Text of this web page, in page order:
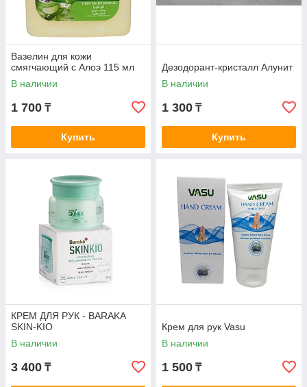
Вазелин для кожи
cмягчающий с Алоэ 115 мл
В наличии
1 700 ₸
Купить
Дезодорант-кристалл Алунит
В наличии
1 300 ₸
Купить
КРЕМ ДЛЯ РУК - BARAKA
SKIN-KIO
В наличии
3 400 ₸
Крем для рук Vasu
В наличии
1 500 ₸